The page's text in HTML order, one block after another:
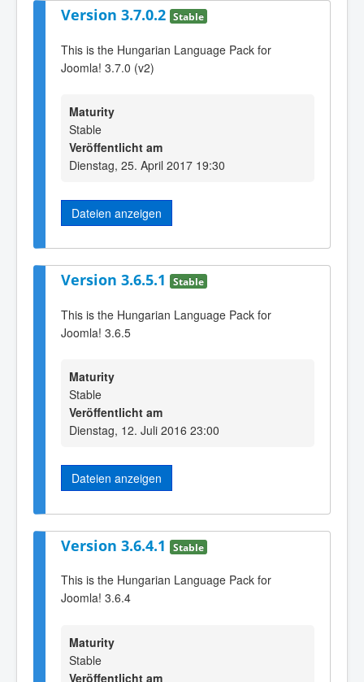
Version 3.7.0.2 Stable
This is the Hungarian Language Pack for
Joomla! 3.7.0 (v2)
Maturity
Stable
Veröffentlicht am
Dienstag, 25. April 2017 19:30
Dateien anzeigen
Version 3.6.5.1 Stable
This is the Hungarian Language Pack for
Joomla! 3.6.5
Maturity
Stable
Veröffentlicht am
Dienstag, 12. Juli 2016 23:00
Dateien anzeigen
Version 3.6.4.1 Stable
This is the Hungarian Language Pack for
Joomla! 3.6.4
Maturity
Stable
Veröffentlicht am